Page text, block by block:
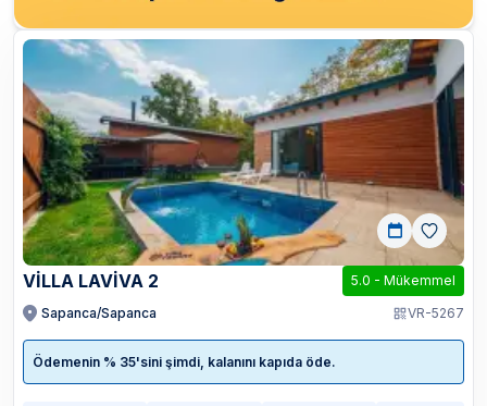
VILLA LAVIVA 2 5.0 - Mükemmel
Sapanca/Sapanca
VR-5267
Ödemenin % 35'sini şimdi, kalanını kapıda öde.